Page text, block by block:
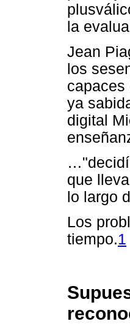
la
Jean
los
capaces
ya
digital
…"decidí
que
lo largo
Los
tiempo.1